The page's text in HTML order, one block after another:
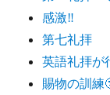
感激‼️
第七礼拝
英語礼拝が
賜物の訓練